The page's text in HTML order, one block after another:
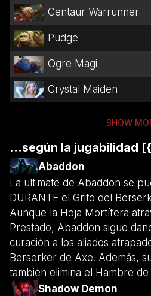
Centaur Warrunner
Pudge
Ogre Magi
Crystal Maiden
SHOW
...según la jugabilidad
Abaddon
La ultimate de Abaddon se
DURANTE el Grito del
Aunque la Hoja Mortífera
Prestado, Abaddon sigue
curación a los aliados
Berserker de Axe. Además,
también elimina el Hambre de
Shadow Demon